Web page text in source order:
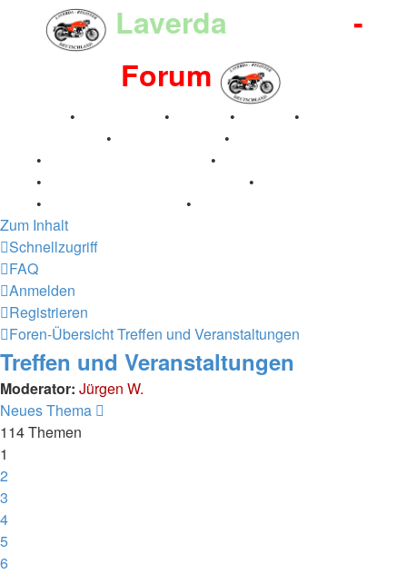
Laverda
-
Forum
• • •
•
• •
• •
• •
•
•
Zum Inhalt
Schnellzugriff
FAQ
Anmelden
Registrieren
Foren-ÜbersichtTreffen und Veranstaltungen
Treffen und Veranstaltungen
Moderator: Jürgen W.
Neues Thema
114 Themen
1
2
3
4
5
6